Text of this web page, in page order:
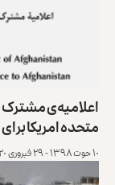
اعلامیه‌ی مشترک
متحده امریکا
۱۰ حوت ۱۳۹۸ - ۲۹ فبروری ۲۰۲۰